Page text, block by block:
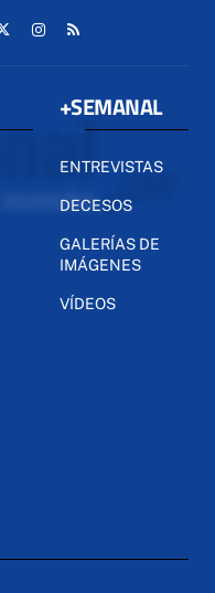
+SEMANAL
ENTREVISTAS
DECESOS
GALERÍAS DE
IMÁGENES
VÍDEOS